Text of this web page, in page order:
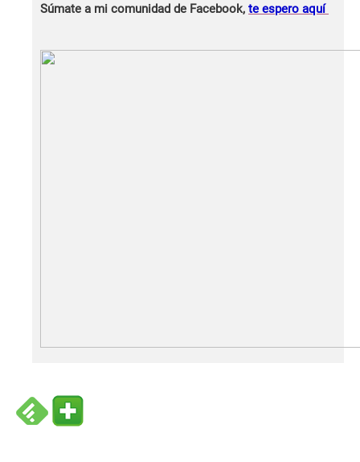
Súmate a mi comunidad de Facebook, te espero aquí